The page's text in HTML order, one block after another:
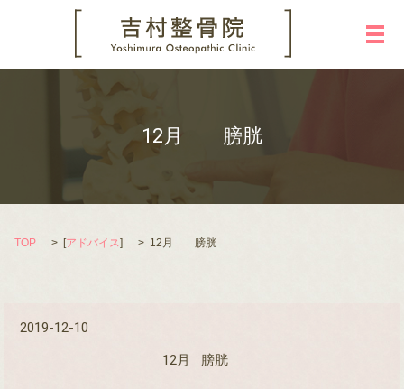
メ
12月 膀胱
TOP [アドバイス] 12月 膀胱
2019-12-10
12月 膀胱